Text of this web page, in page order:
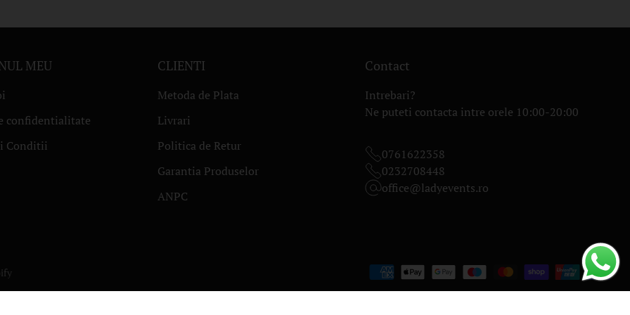
MEU
confidentialitate
Conditii
CLIENTI
Metoda de Plata
Livrari
Politica de Retur
Garantia Produselor
ANPC
Contact
Intrebari?
Ne puteti contacta intre orele 10:00-20:00
0761622358
0232708448
office@ladyevents.ro